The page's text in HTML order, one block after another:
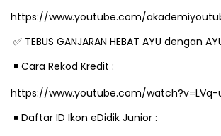
https://www.youtube.com/
✅ TEBUS GANJARAN HEBAT AYU dengan
◾ ️ Cara Rekod Kredit :
https://www.youtube.com/watch?v=LVq-
◾ ️ Daftar ID Ikon eDidik Junior :